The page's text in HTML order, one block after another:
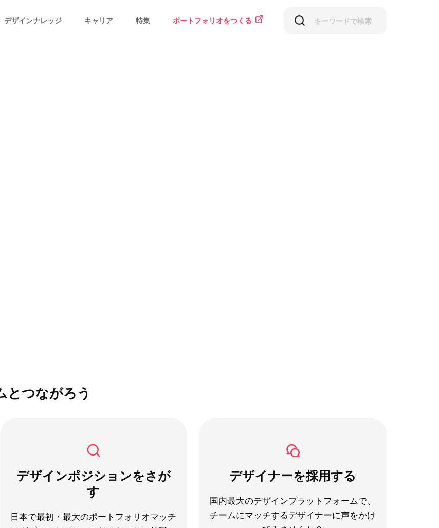
デザインナレッジ キャリア 特集 ポートフォリオをつくる
とつながろう
デザインポジションをさが
す
日本で最初・最大のポートフォリオマッチ
デザイナーを採用する
国内最大のデザインプラットフォームで、
チームにマッチするデザイナーに声をかけ